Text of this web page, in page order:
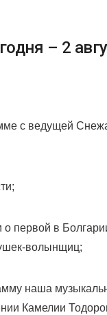
– 2
с ведущей
первой в
волынщиц;
наша
Камелии